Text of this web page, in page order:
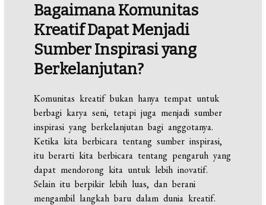
Bagaimana Komunitas
Kreatif Dapat Menjadi
Sumber Inspirasi yang
Berkelanjutan?
Komunitas kreatif bukan hanya tempat untuk
berbagi karya seni, tetapi juga menjadi sumber
inspirasi yang berkelanjutan bagi anggotanya.
Ketika kita berbicara tentang sumber inspirasi,
itu berarti kita berbicara tentang pengaruh yang
dapat mendorong kita untuk lebih inovatif.
Selain itu berpikir lebih luas, dan berani
mengambil langkah baru dalam dunia kreatif.